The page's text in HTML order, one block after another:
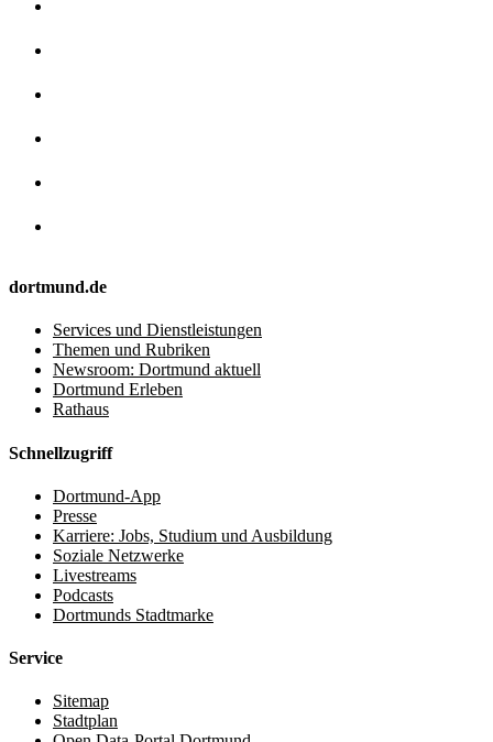
dortmund.de
Services und Dienstleistungen
Themen und Rubriken
Newsroom: Dortmund aktuell
Dortmund Erleben
Rathaus
Schnellzugriff
Dortmund-App
Presse
Karriere: Jobs, Studium und Ausbildung
Soziale Netzwerke
Livestreams
Podcasts
Dortmunds Stadtmarke
Service
Sitemap
Stadtplan